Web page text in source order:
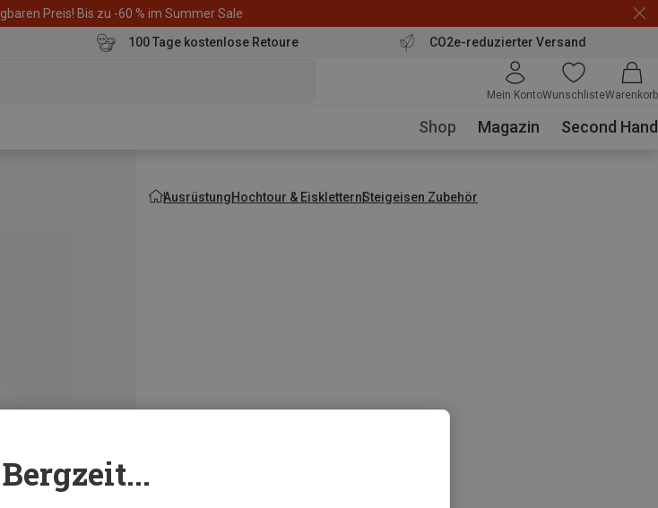
Preis! Bis zu -60 % im Summer Sale
100 Tage kostenlose Retoure CO2e-reduzierter Versand
Mein KontoWunschlisteWarenkorb
Shop Magazin Second Hand
AusrüstungHochtour & EiskletternSteigeisen Zubehör